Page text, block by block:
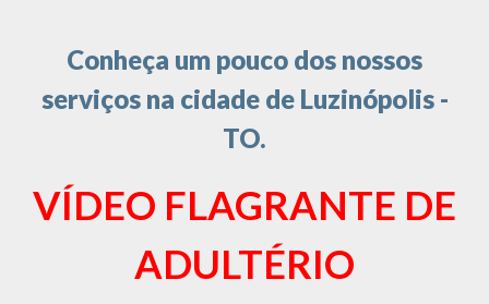
Conheça um pouco dos nossos
serviços na cidade de Luzinópolis -
TO.
VÍDEO FLAGRANTE DE
ADULTÉRIO